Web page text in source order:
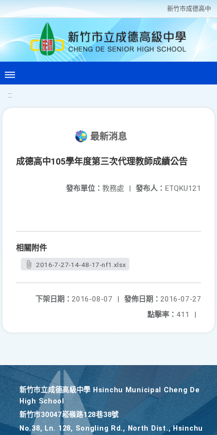
新竹巿成德高中
:::
最新消息
成德高中105學年度第三次代理教師成績公告
發布人： ETQKU121
發布單位： 教務處 |
相關附件
2016-7-27-14-48-17-nf1.xlsx
發佈日期： 2016-07-27
下架日期： 2016-08-07
|
點擊率： 411 |
新竹巿立成德高級中學 Hsinchu Municipal Cheng De
High School
新竹巿30047崧嶺路128巷38號
No.38, Ln. 128, Songling Rd., North Dist., Hsinchu